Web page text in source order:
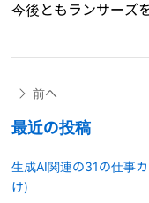
今後ともランサーズ
前へ
最近の投稿
生成AI関連の31の仕事
け)